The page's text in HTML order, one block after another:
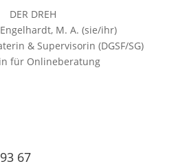
DER DREH
M. A. (sie/ihr)
& Supervisorin (DGSF/SG)
für Onlineberatung
67